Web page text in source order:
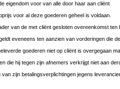
eigendom voor van alle door haar aan cliënt
voor al deze goederen geheel is voldaan.
van de met cliënt gesloten overeenkomst
eveneens ten aanzien van vorderingen die
goederen niet op cliënt is overgegaan
die hij tegen zijn afnemers verkrijgt niet aan
van zijn betalingsverplichtingen jegens